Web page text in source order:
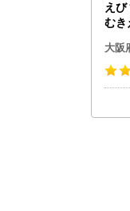
え
むき
大阪